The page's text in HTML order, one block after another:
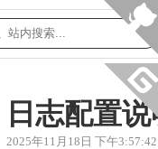
日志配置
2025年11月18日 下午3:57:42